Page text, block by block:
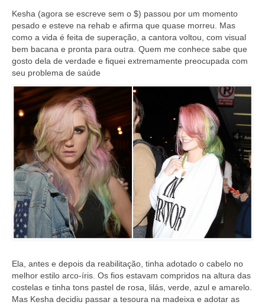
Kesha (agora se escreve sem o $) passou por um momento
pesado e esteve na rehab e afirma que quase morreu. Mas
como a vida é feita de superação, a cantora voltou, com visual
bem bacana e pronta para outra. Quem me conhece sabe que
gosto dela de verdade e fiquei extremamente preocupada com
seu problema de saúde
Ela, antes e depois da reabilitação, tinha adotado o cabelo no
melhor estilo arco-íris. Os fios estavam compridos na altura das
costelas e tinha tons pastel de rosa, lilás, verde, azul e amarelo.
Mas Kesha decidiu passar a tesoura na madeixa e adotar as